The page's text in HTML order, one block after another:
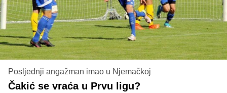
Posljednji angažman imao u Njemačkoj
Čakić se vraća u Prvu ligu?